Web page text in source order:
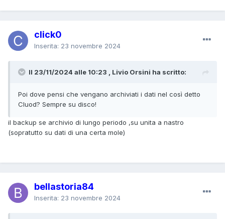
click0
Inserita: 23 novembre 2024
Il 23/11/2024 alle 10:23 , Livio Orsini ha scritto:
Poi dove pensi che vengano archiviati i dati nel così detto
Cluod? Sempre su disco!
il backup se archivio di lungo periodo ,su unita a nastro
(sopratutto su dati di una certa mole)
bellastoria84
Inserita: 23 novembre 2024